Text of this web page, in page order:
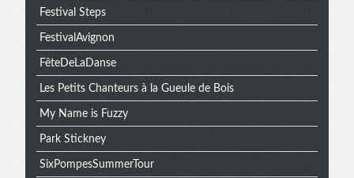
Festival Steps
FestivalAvignon
FêteDeLaDanse
Les Petits Chanteurs à la Gueule de Bois
My Name is Fuzzy
Park Stickney
SixPompesSummerTour